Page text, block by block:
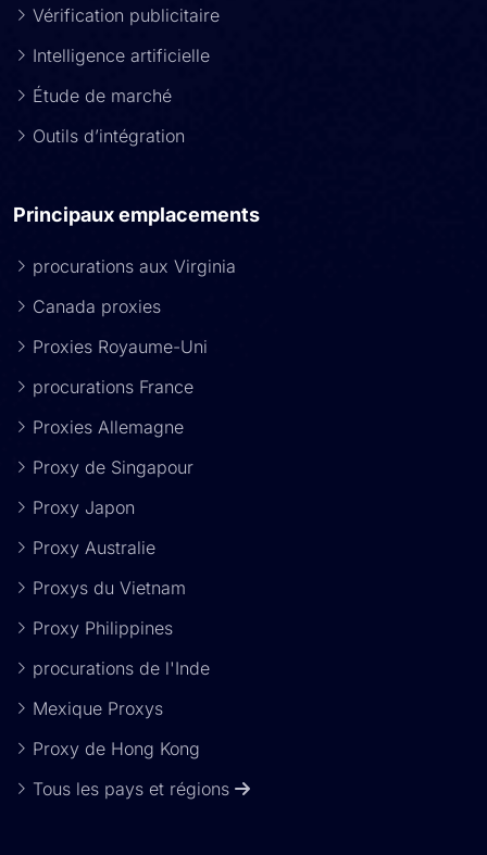
Vérification publicitaire
Intelligence artificielle
Étude de marché
Outils d’intégration
Principaux emplacements
procurations aux Virginia
Canada proxies
Proxies Royaume-Uni
procurations France
Proxies Allemagne
Proxy de Singapour
Proxy Japon
Proxy Australie
Proxys du Vietnam
Proxy Philippines
procurations de l'Inde
Mexique Proxys
Proxy de Hong Kong
Tous les pays et régions